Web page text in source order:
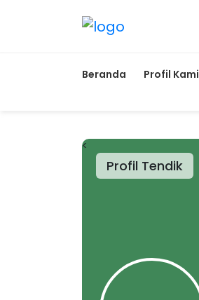
Beranda Profil Kami
Profil Tendik
<